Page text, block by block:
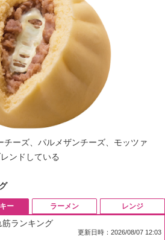
チーズ、パルメザンチーズ、モッツァ
ンドしている
ー
ランキング
更新日時：2026/08/07 12:03
ラーメン レンジ